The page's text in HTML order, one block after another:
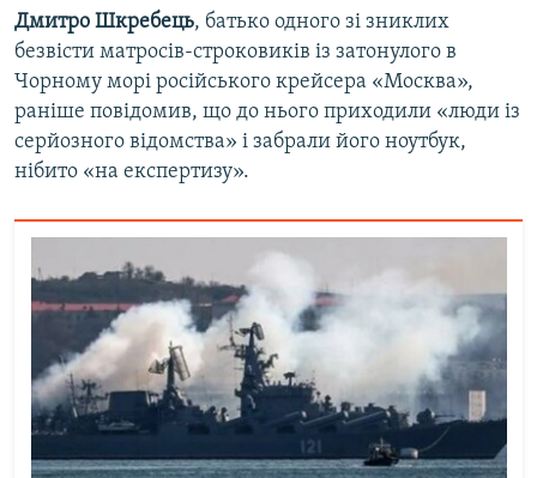
Дмитро Шкребець, батько одного зі зниклих
безвісти матросів-строковиків із затонулого в
Чорному морі російського крейсера «Москва»,
раніше повідомив, що до нього приходили «люди із
серйозного відомства» і забрали його ноутбук,
нібито «на експертизу».